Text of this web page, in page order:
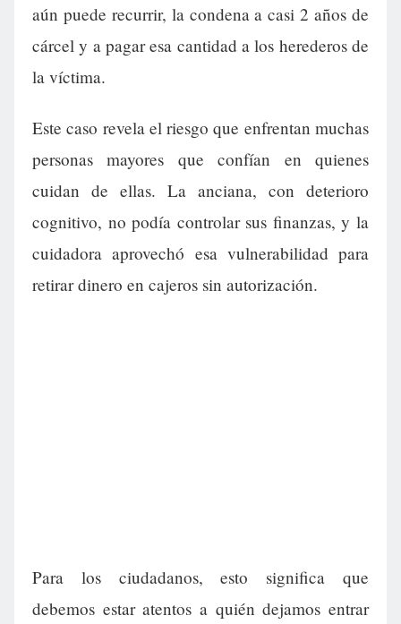
aún puede recurrir, la condena a casi 2 años de
cárcel y a pagar esa cantidad a los herederos de
la víctima.
Este caso revela el riesgo que enfrentan muchas
personas mayores que confían en quienes
cuidan de ellas. La anciana, con deterioro
cognitivo, no podía controlar sus finanzas, y la
cuidadora aprovechó esa vulnerabilidad para
retirar dinero en cajeros sin autorización.
Para los ciudadanos, esto significa que
debemos estar atentos a quién dejamos entrar